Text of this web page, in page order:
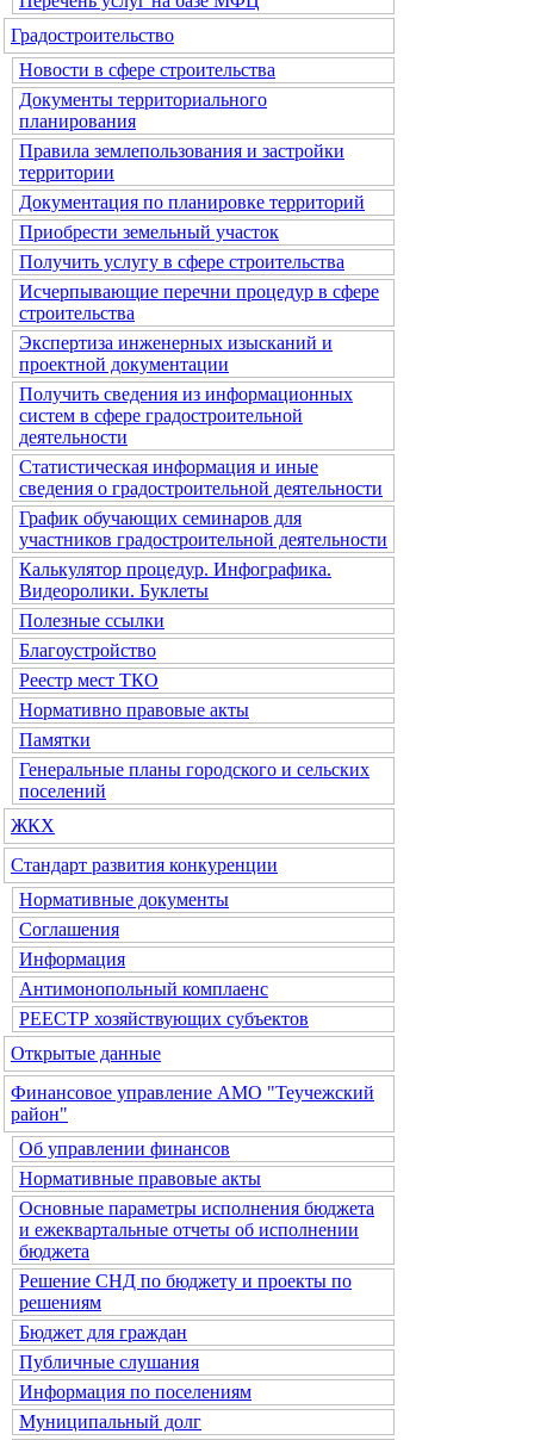
Градостроительство
Новости в сфере строительства
Документы территориального
планирования
Правила землепользования и застройки
территории
Документация по планировке территорий
Приобрести земельный участок
Получить услугу в сфере строительства
Исчерпывающие перечни процедур в сфере
строительства
Экспертиза инженерных изысканий и
проектной документации
Получить сведения из информационных
систем в сфере градостроительной
деятельности
Статистическая информация и иные
сведения о градостроительной деятельности
График обучающих семинаров для
участников градостроительной деятельности
Калькулятор процедур. Инфографика.
Видеоролики. Буклеты
Полезные ссылки
Благоустройство
Реестр мест ТКО
Нормативно правовые акты
Памятки
Генеральные планы городского и сельских
поселений
ЖКХ
Стандарт развития конкуренции
Нормативные документы
Соглашения
Информация
Антимонопольный комплаенс
РЕЕСТР хозяйствующих субъектов
Открытые данные
Финансовое управление АМО "Теучежский
район"
Об управлении финансов
Нормативные правовые акты
Основные параметры исполнения бюджета
и ежеквартальные отчеты об исполнении
бюджета
Решение СНД по бюджету и проекты по
решениям
Бюджет для граждан
Публичные слушания
Информация по поселениям
Муниципальный долг